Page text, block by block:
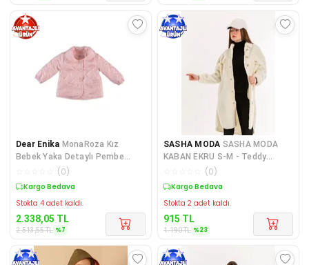
Dear Enika MonaRoza Kız
Bebek Yaka Detaylı Pembe
Bebek Mont 22-545
(0)
Sepette %7 İndirim
Stokta 4 adet kaldı.
2.338,05 TL
2.513,55TL %7
SASHA MODA SASHA MODA
KABAN EKRU S-M - Teddy
Kumaş Gömlek Yaka Basen Boy
(0)
Sepette %23 İndirim
Stokta 2 adet kaldı.
915 TL
1.190TL %23